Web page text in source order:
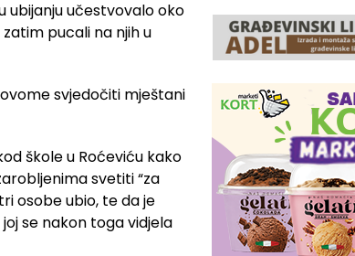
ubijanju učestvovalo oko
pucali na njih u
svjedočiti mještani
škole u Roćeviću kako
svetiti “za
osobe ubio, te da je
se nakon toga vidjela